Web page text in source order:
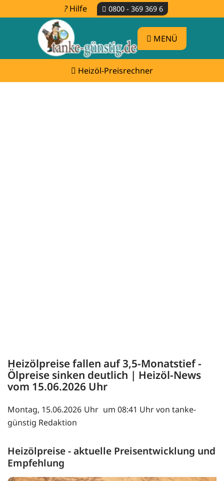
Hilfe 0800 - 369 369 6
MENÜ
Heizöl-Preisrechner
Heizölpreise fallen auf 3,5-Monatstief -
Ölpreise sinken deutlich | Heizöl-News
vom 15.06.2026
Montag, 15.06.2026
um 08:41 Uhr von tanke-
günstig Redaktion
Heizölpreise - aktuelle Preisentwicklung und
Empfehlung